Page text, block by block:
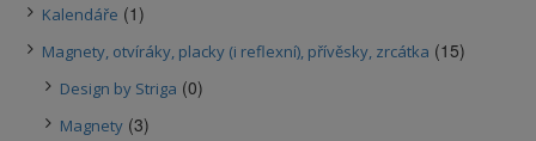
Kalendáře (1)
Magnety, otvíráky, placky (i reflexní), přívěsky, zrcátka (15)
Design by Striga (0)
Magnety (3)